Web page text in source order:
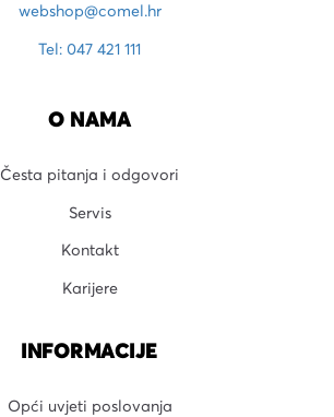
webshop@comel.hr
Tel: 047 421 111
O NAMA
Česta pitanja i odgovori
Servis
Kontakt
Karijere
INFORMACIJE
Opći uvjeti poslovanja